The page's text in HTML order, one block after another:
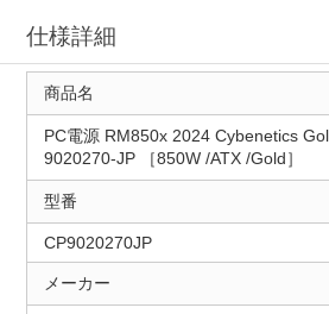
仕様詳細
商品名
PC電源 RM850x 2024 Cybenetics
9020270-JP ［850W /ATX /Gold］
型番
CP9020270JP
メーカー